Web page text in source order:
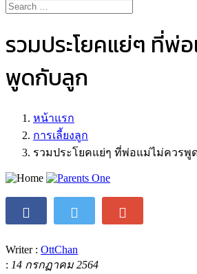
รวมประโยคแย่ๆ ที่พ่
พูดกับลูก
หน้าแรก
การเลี้ยงลูก
รวมประโยคแย่ๆ ที่พ่อแม่ไม่ควรพู
Writer : OttChan
: 14 กรกฏาคม 2564